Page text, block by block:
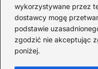
wykorzystywane przez
dostawcy mogę
podstawie
zgodzić nie akceptując
poniżej.